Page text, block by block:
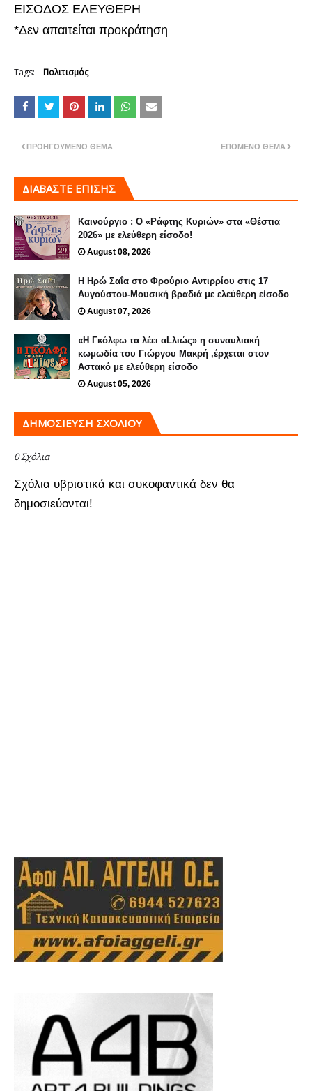
ΕΙΣΟΔΟΣ ΕΛΕΥΘΕΡΗ
*Δεν απαιτείται προκράτηση
Tags: Πολιτισμός
ΕΠΌΜΕΝΟ ΘΈΜΑ
ΠΡΟΗΓΟΎΜΕΝΟ ΘΈΜΑ
ΔΙΑΒΑΣΤΕ ΕΠΙΣΗΣ
Καινούργιο : Ο «Ράφτης Κυριών» στα «Θέστια
2026» με ελεύθερη είσοδο!
August 08, 2026
Η Ηρώ Σαΐα στο Φρούριο Αντιρρίου στις 17
Αυγούστου-Μουσική βραδιά με ελεύθερη είσοδο
August 07, 2026
«Η Γκόλφω τα λέει αLλιώς» η συναυλιακή
κωμωδία του Γιώργου Μακρή ,έρχεται στον
Αστακό με ελεύθερη είσοδο
August 05, 2026
ΔΗΜΟΣΊΕΥΣΗ ΣΧΟΛΊΟΥ
0 Σχόλια
Σχόλια υβριστικά και συκοφαντικά δεν θα
δημοσιεύονται!